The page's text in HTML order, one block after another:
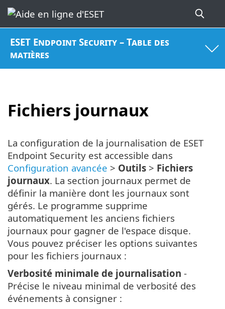
ESET Endpoint Security – Table des
matières
Fichiers journaux
La configuration de la journalisation de ESET
Endpoint Security est accessible dans
Configuration avancée > Outils > Fichiers
journaux. La section journaux permet de
définir la manière dont les journaux sont
gérés. Le programme supprime
automatiquement les anciens fichiers
journaux pour gagner de l'espace disque.
Vous pouvez préciser les options suivantes
pour les fichiers journaux :
Verbosité minimale de journalisation -
Précise le niveau minimal de verbosité des
événements à consigner :